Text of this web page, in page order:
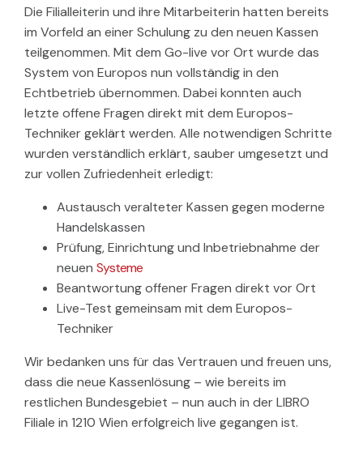
Die Filialleiterin und ihre Mitarbeiterin hatten bereits
im Vorfeld an einer Schulung zu den neuen Kassen
teilgenommen. Mit dem Go-live vor Ort wurde das
System von Europos nun vollständig in den
Echtbetrieb übernommen. Dabei konnten auch
letzte offene Fragen direkt mit dem Europos-
Techniker geklärt werden. Alle notwendigen Schritte
wurden verständlich erklärt, sauber umgesetzt und
zur vollen Zufriedenheit erledigt:
Austausch veralteter Kassen gegen moderne
Handelskassen
Prüfung, Einrichtung und Inbetriebnahme der
neuen Systeme
Beantwortung offener Fragen direkt vor Ort
Live-Test gemeinsam mit dem Europos-
Techniker
Wir bedanken uns für das Vertrauen und freuen uns,
dass die neue Kassenlösung – wie bereits im
restlichen Bundesgebiet – nun auch in der LIBRO
Filiale in 1210 Wien erfolgreich live gegangen ist.